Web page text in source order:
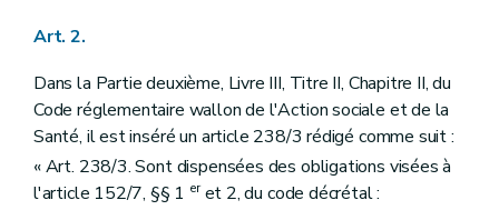
Art. 2.
Dans la Partie deuxième, Livre III, Titre II, Chapitre II, du
Code réglementaire wallon de l'Action sociale et de la
Santé, il est inséré un article 238/3 rédigé comme suit :
« Art. 238/3. Sont dispensées des obligations visées à
l'article 152/7, §§ 1 eret 2, du code décrétal :